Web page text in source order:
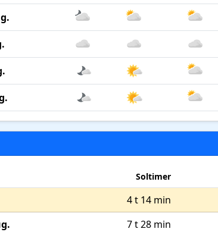
Soltimer
4 t 14 min
7 t 28 min